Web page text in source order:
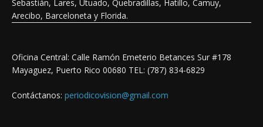
Sebastián, Lares, Utuado, Quebradillas, Hatillo, Camuy,
Arecibo, Barceloneta y Florida.
Oficina Central: Calle Ramón Emeterio Betances Sur #178
Mayaguez, Puerto Rico 00680 TEL: (787) 834-6829
Contáctanos: periodicovision@gmail.com